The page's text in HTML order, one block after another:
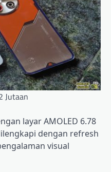
Jutaan
layar AMOLED 6.78
dengan refresh
visual